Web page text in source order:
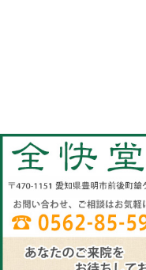
全快堂
〒
電話番号
休診日
日曜